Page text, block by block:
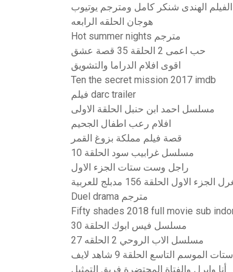
الفيلم الهندى شنكر كامل ومترجم يوتيوب
هوجان الحلقه الرابعه
Hot summer nights مترجم
حب اعمى 2 الحلقة 35 قصة عشق
اقوى افلام الدراما والتشويق
Ten the secret mission 2017 imdb
فيلم darc trailer
مسلسل احمد ابن حنبل الحلقة الاولى
افلام رعب اطفال الجحيم
قصة فيلم مملكة بزوغ القمر
مسلسل غرابيب سود الحلقة 10
راجل وست ستات الجزء الاول
الحلقة 156 مدبلج للعربية
Duel drama مترجم
Fifty shades 2018 full movie sub
مسلسل فيس ابوك الحلقة 30
مسلسل الاب الروحي 2 الحلقه 27
التاسع الحلقة 9 شاهد لايف
أنا وإيرل والفتاة المحتضرة فريق التمثيل